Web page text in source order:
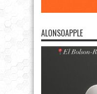
ALONSOAPPLE